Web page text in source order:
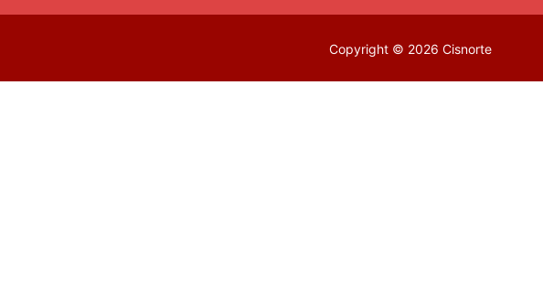
Copyright © 2026 Cisnorte